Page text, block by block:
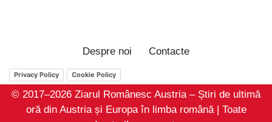
Despre noi Contacte
Privacy Policy Cookie Policy
© 2017–2026 Ziarul Românesc Austria – Știri de ultimă
oră din Austria și Europa în limba română | Toate